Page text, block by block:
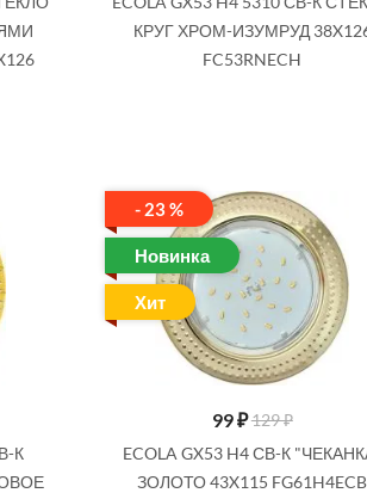
КРУГ ХРОМ-ИЗУМРУД
FC53RNECH
К
- 23 %
Новинка
Хит
99₽129 ₽
ECOLA GX53 H4 СВ-К
ЗОЛОТО 43X115 FG61H4ECB